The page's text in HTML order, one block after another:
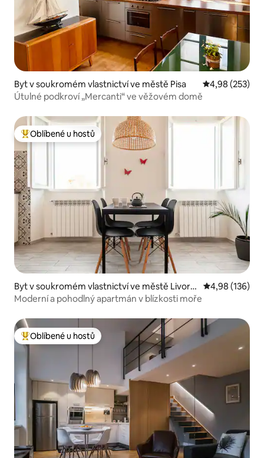
Byt v soukromém vlastnictví ve městě Pisa Průměrné
4,98 (253)
Útulné podkroví „Mercanti“ ve věžovém domě
Nejlepší v kategorii Oblíbené u hostů
Oblíbené u hostů
Byt v soukromém vlastnictví ve městě Livorn
o
Průměrné
4,98 (136)
Moderní a pohodlný apartmán v blízkosti moře
Nejlepší v kategorii Oblíbené u hostů
Oblíbené u hostů